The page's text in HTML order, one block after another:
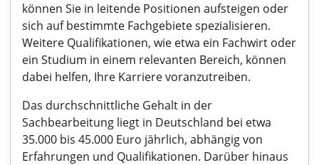
können Sie in leitende Positionen aufsteigen oder
sich auf bestimmte Fachgebiete spezialisieren.
Weitere Qualifikationen, wie etwa ein Fachwirt oder
ein Studium in einem relevanten Bereich, können
dabei helfen, Ihre Karriere voranzutreiben.
Das durchschnittliche Gehalt in der
Sachbearbeitung liegt in Deutschland bei etwa
35.000 bis 45.000 Euro jährlich, abhängig von
Erfahrungen und Qualifikationen. Darüber hinaus